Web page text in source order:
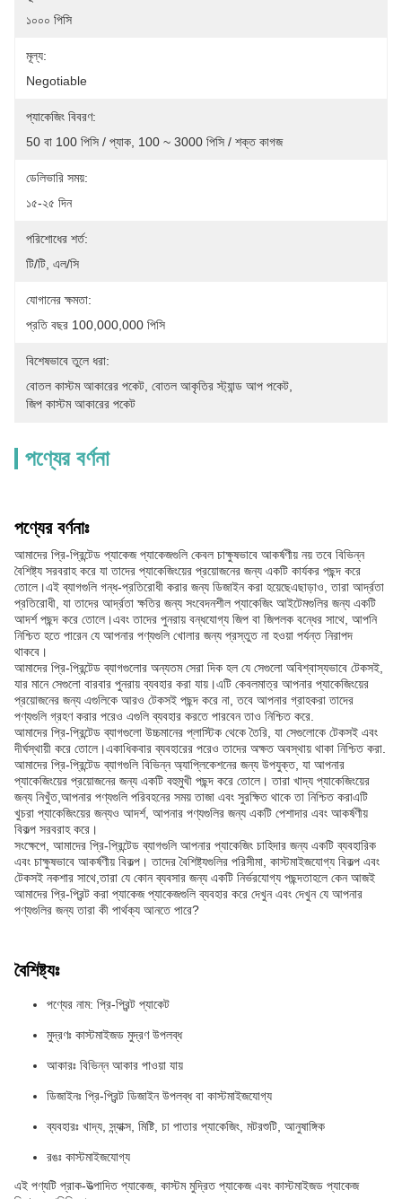
১০০০ পিসি
মূল্য:
Negotiable
প্যাকেজিং বিবরণ:
50 বা 100 পিসি / প্যাক, 100 ~ 3000 পিসি / শক্ত কাগজ
ডেলিভারি সময়:
১৫-২৫ দিন
পরিশোধের শর্ত:
টি/টি, এল/সি
যোগানের ক্ষমতা:
প্রতি বছর 100,000,000 পিসি
বিশেষভাবে তুলে ধরা:
বোতল কাস্টম আকারের পকেট বোতল আকৃতির স্ট্যান্ড আপ পকেট
জিপ কাস্টম আকারের পকেট
পণ্যের বর্ণনা
পণ্যের বর্ণনাঃ
আমাদের প্রি-প্রিন্টেড প্যাকেজ প্যাকেজগুলি কেবল চাক্ষুষভাবে আকর্ষণীয় নয় তবে বিভিন্ন
বৈশিষ্ট্য সরবরাহ করে যা তাদের প্যাকেজিংয়ের প্রয়োজনের জন্য একটি কার্যকর পছন্দ করে
তোলে।এই ব্যাগগুলি গন্ধ-প্রতিরোধী করার জন্য ডিজাইন করা হয়েছেএছাড়াও, তারা আর্দ্রতা
প্রতিরোধী, যা তাদের আর্দ্রতা ক্ষতির জন্য সংবেদনশীল প্যাকেজিং আইটেমগুলির জন্য একটি
আদর্শ পছন্দ করে তোলে।এবং তাদের পুনরায় বন্ধযোগ্য জিপ বা জিপলক বন্ধের সাথে, আপনি
নিশ্চিত হতে পারেন যে আপনার পণ্যগুলি খোলার জন্য প্রস্তুত না হওয়া পর্যন্ত নিরাপদ
থাকবে।
আমাদের প্রি-প্রিন্টেড ব্যাগগুলোর অন্যতম সেরা দিক হল যে সেগুলো অবিশ্বাস্যভাবে টেকসই,
যার মানে সেগুলো বারবার পুনরায় ব্যবহার করা যায়।এটি কেবলমাত্র আপনার প্যাকেজিংয়ের
প্রয়োজনের জন্য এগুলিকে আরও টেকসই পছন্দ করে না, তবে আপনার গ্রাহকরা তাদের
পণ্যগুলি গ্রহণ করার পরেও এগুলি ব্যবহার করতে পারবেন তাও নিশ্চিত করে.
আমাদের প্রি-প্রিন্টেড ব্যাগগুলো উচ্চমানের প্লাস্টিক থেকে তৈরি, যা সেগুলোকে টেকসই এবং
দীর্ঘস্থায়ী করে তোলে।একাধিকবার ব্যবহারের পরেও তাদের অক্ষত অবস্থায় থাকা নিশ্চিত করা.
আমাদের প্রি-প্রিন্টেড ব্যাগগুলি বিভিন্ন অ্যাপ্লিকেশনের জন্য উপযুক্ত, যা আপনার
প্যাকেজিংয়ের প্রয়োজনের জন্য একটি বহুমুখী পছন্দ করে তোলে। তারা খাদ্য প্যাকেজিংয়ের
জন্য নিখুঁত,আপনার পণ্যগুলি পরিবহনের সময় তাজা এবং সুরক্ষিত থাকে তা নিশ্চিত করাএটি
খুচরা প্যাকেজিংয়ের জন্যও আদর্শ, আপনার পণ্যগুলির জন্য একটি পেশাদার এবং আকর্ষণীয়
বিকল্প সরবরাহ করে।
সংক্ষেপে, আমাদের প্রি-প্রিন্টেড ব্যাগগুলি আপনার প্যাকেজিং চাহিদার জন্য একটি ব্যবহারিক
এবং চাক্ষুষভাবে আকর্ষণীয় বিকল্প। তাদের বৈশিষ্ট্যগুলির পরিসীমা, কাস্টমাইজযোগ্য বিকল্প এবং
টেকসই নকশার সাথে,তারা যে কোন ব্যবসার জন্য একটি নির্ভরযোগ্য পছন্দতাহলে কেন আজই
আমাদের প্রি-প্রিন্ট করা প্যাকেজ প্যাকেজগুলি ব্যবহার করে দেখুন এবং দেখুন যে আপনার
পণ্যগুলির জন্য তারা কী পার্থক্য আনতে পারে?
বৈশিষ্ট্যঃ
পণ্যের নাম: প্রি-প্রিন্ট প্যাকেট
মুদ্রণঃ কাস্টমাইজড মুদ্রণ উপলব্ধ
আকারঃ বিভিন্ন আকার পাওয়া যায়
ডিজাইনঃ প্রি-প্রিন্ট ডিজাইন উপলব্ধ বা কাস্টমাইজযোগ্য
ব্যবহারঃ খাদ্য, স্ন্যাক্স, মিষ্টি, চা পাতার প্যাকেজিং, মটরশুটি, আনুষাঙ্গিক
রঙঃ কাস্টমাইজযোগ্য
এই পণ্যটি প্রাক-উত্পাদিত প্যাকেজ, কাস্টম মুদ্রিত প্যাকেজ এবং কাস্টমাইজড প্যাকেজ